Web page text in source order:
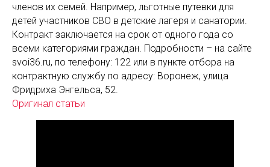
членов их семей. Например, льготные путевки для
детей участников СВО в детские лагеря и санатории.
Контракт заключается на срок от одного года со
всеми категориями граждан. Подробности – на сайте
svoi36.ru, по телефону: 122 или в пункте отбора на
контрактную службу по адресу: Воронеж, улица
Фридриха Энгельса, 52.
Оригинал статьи